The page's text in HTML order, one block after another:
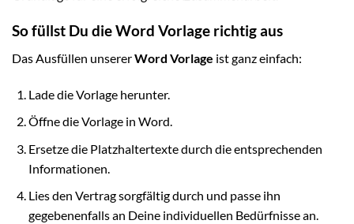
So füllst Du die Word Vorlage richtig aus
Das Ausfüllen unsererWord Vorlage ist ganz einfach:
Lade die Vorlage herunter.
Öffne die Vorlage in Word.
Ersetze die Platzhaltertexte durch die entsprechenden
Informationen.
Lies den Vertrag sorgfältig durch und passe ihn
gegebenenfalls an Deine individuellen Bedürfnisse an.